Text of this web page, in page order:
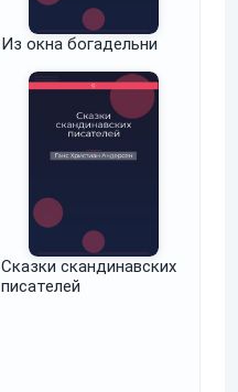
Из окна богадельни
Сказки скандинавских
писателей